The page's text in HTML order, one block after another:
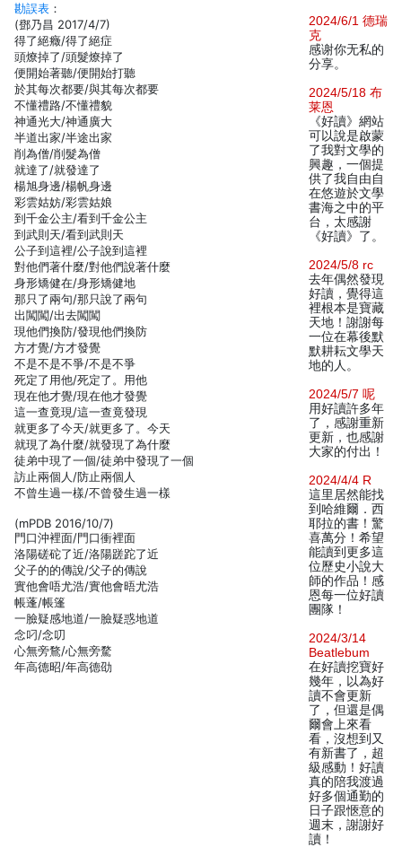
勘誤表 ：
(鄧乃昌 2017/4/7)
得了絕癥/得了絕症
頭燎掉了/頭髮燎掉了
便開始著聽/便開始打聽
於其每次都要/與其每次都要
不懂禮路/不懂禮貌
神通光大/神通廣大
半道出家/半途出家
削為僧/削髮為僧
就達了/就發達了
楊旭身邊/楊帆身邊
彩雲姑妨/彩雲姑娘
到千金公主/看到千金公主
到武則天/看到武則天
公子到這裡/公子說到這裡
對他們著什麼/對他們說著什麼
身形矯健在/身形矯健地
那只了兩句/那只說了兩句
出闖闖/出去闖闖
現他們換防/發現他們換防
方才覺/方才發覺
不是不是不爭/不是不爭
死定了用他/死定了。用他
現在他才覺/現在他才發覺
這一查竟現/這一查竟發現
就更多了今天/就更多了。今天
就現了為什麼/就發現了為什麼
徒弟中現了一個/徒弟中發現了一個
訪止兩個人/防止兩個人
不曾生過一樣/不曾發生過一樣
(mPDB 2016/10/7)
門口沖裡面/門口衝裡面
洛陽磋砣了近/洛陽蹉跎了近
父子的的傳說/父子的傳說
實他會唔尤浩/實他會晤尤浩
帳蓬/帳篷
一臉疑感地道/一臉疑惑地道
念叼/念叨
心無旁鶩/心無旁騖
年高德昭/年高德劭
2024/6/1 德瑞
克
感谢你无私的
分享。
2024/5/18 布
莱恩
《好讀》網站
可以說是啟蒙
了我對文學的
興趣，一個提
供了我自由自
在悠遊於文學
書海之中的平
台，太感謝
《好讀》了。
2024/5/8 rc
去年偶然發現
好讀，覺得這
裡根本是寶藏
天地！謝謝每
一位在幕後默
默耕耘文學天
地的人。
2024/5/7 呢
用好讀許多年
了，感謝重新
更新，也感謝
大家的付出！
2024/4/4 R
這里居然能找
到哈維爾．西
耶拉的書！驚
喜萬分！希望
能讀到更多這
位歷史小說大
師的作品！感
恩每一位好讀
團隊！
2024/3/14
Beatlebum
在好讀挖寶好
幾年，以為好
讀不會更新
了，但還是偶
爾會上來看
看，沒想到又
有新書了，超
級感動！好讀
真的陪我渡過
好多個通勤的
日子跟愜意的
週末，謝謝好
讀！